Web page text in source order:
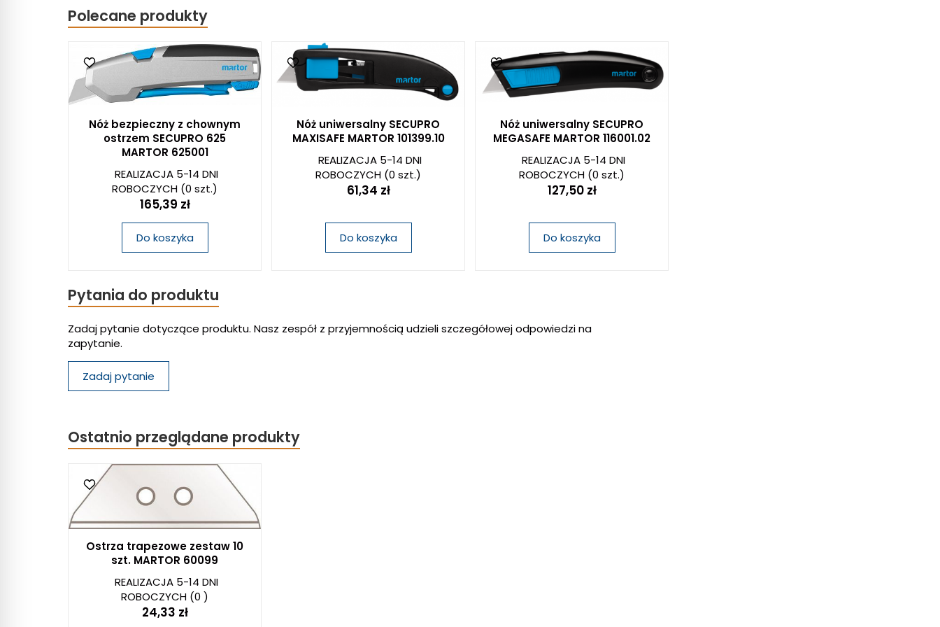
Polecane produkty
Nóż bezpieczny z chownym
ostrzem SECUPRO 625
MARTOR 625001
REALIZACJA 5-14 DNI
ROBOCZYCH (0 szt.)
165,39 zł
Do koszyka
Nóż uniwersalny SECUPRO
MAXISAFE MARTOR 101399.10
REALIZACJA 5-14 DNI
ROBOCZYCH (0 szt.)
61,34 zł
Do koszyka
Nóż uniwersalny SECUPRO
MEGASAFE MARTOR 116001.02
REALIZACJA 5-14 DNI
ROBOCZYCH (0 szt.)
127,50 zł
Do koszyka
Pytania do produktu
Zadaj pytanie dotyczące produktu. Nasz zespół z przyjemnością udzieli szczegółowej odpowiedzi na
zapytanie.
Zadaj pytanie
Ostatnio przeglądane produkty
Ostrza trapezowe zestaw 10
szt. MARTOR 60099
REALIZACJA 5-14 DNI
ROBOCZYCH (0 )
24,33 zł